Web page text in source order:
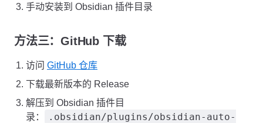
手动安装到 Obsidian 插件目录
方法三：GitHub 下载
访问 GitHub 仓库
下载最新版本的 Release
解压到 Obsidian 插件目
录：
.obsidian/plugins/obsidian-auto-